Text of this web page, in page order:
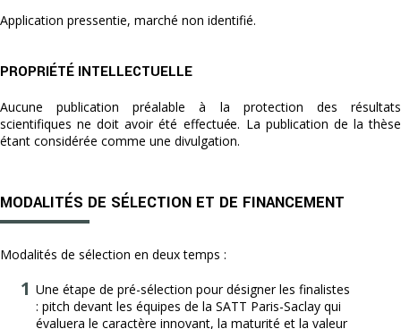
Application pressentie, marché non identifié.
PROPRIÉTÉ INTELLECTUELLE
Aucune publication préalable à la protection des résultats
scientifiques ne doit avoir été effectuée. La publication de la thèse
étant considérée comme une divulgation.
MODALITÉS DE SÉLECTION ET DE FINANCEMENT
Modalités de sélection en deux temps :
Une étape de pré-sélection pour désigner les finalistes
: pitch devant les équipes de la SATT Paris-Saclay qui
évaluera le caractère innovant, la maturité et la valeur